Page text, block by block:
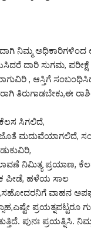
ನಿಮ್ಮ
ದಾರಿ ಸುಗಮ,
, ಆಸ್ತಿಗೆ
ತಿರುಗಾಡಬೇಕು,ಈ
ಸಿಗಲಿದೆ,
ಮದುವೆಯಾಗಲಿದೆ,
ನಿಮಿತ್ಯ ಪ್ರಯಾಣ,
ಪೀಡೆ, ಹಳೆಯ ಸಾಲ
ವಾಹನ
ಪ್ರಯತ್ನಪಟ್ಟರೂ
ಪುನಃ ಪ್ರಯತ್ನಿಸಿ.